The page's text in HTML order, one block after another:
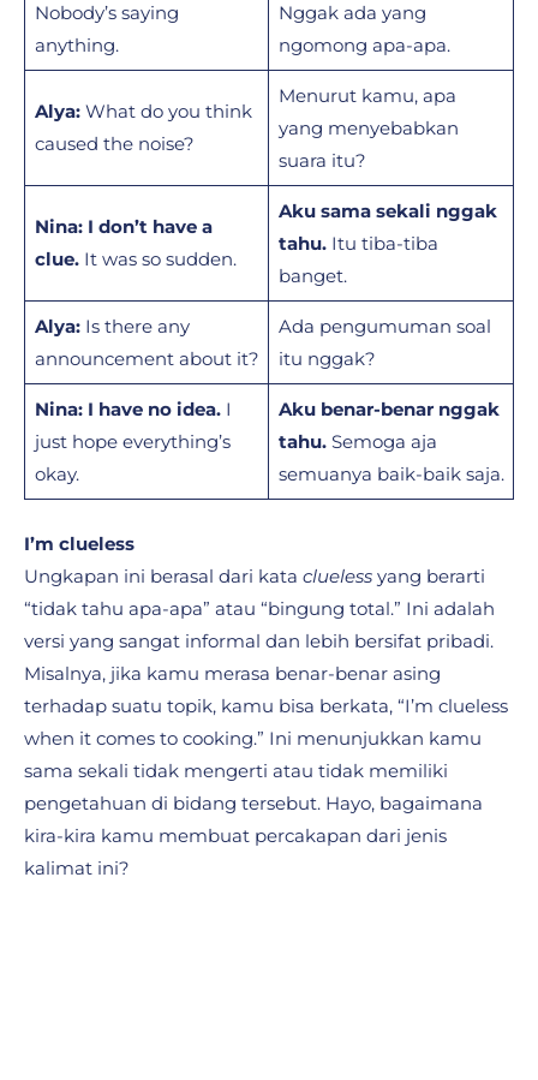
Nobody’s saying
anything.
Nggak ada yang
ngomong apa-apa.
Alya:What do you think
caused the noise?
Menurut kamu, apa
yang menyebabkan
suara itu?
Nina: I don’t have a
clue.It was so sudden.
Aku sama sekali nggak
tahu.Itu tiba-tiba
banget.
Alya:Is there any
announcement about it?
Ada pengumuman soal
itu nggak?
Nina: I have no idea.I
just hope everything’s
okay.
Aku benar-benar nggak
tahu.Semoga aja
semuanya baik-baik saja.
I’m clueless
Ungkapan ini berasal dari kata clueless yang berarti
“tidak tahu apa-apa” atau “bingung total.” Ini adalah
versi yang sangat informal dan lebih bersifat pribadi.
Misalnya, jika kamu merasa benar-benar asing
terhadap suatu topik, kamu bisa berkata, “I’m clueless
when it comes to cooking.” Ini menunjukkan kamu
sama sekali tidak mengerti atau tidak memiliki
pengetahuan di bidang tersebut. Hayo, bagaimana
kira-kira kamu membuat percakapan dari jenis
kalimat ini?